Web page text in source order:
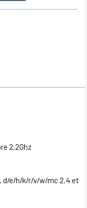
2.2Ghz
d/e/h/k/r/v/w/mc 2.4 et